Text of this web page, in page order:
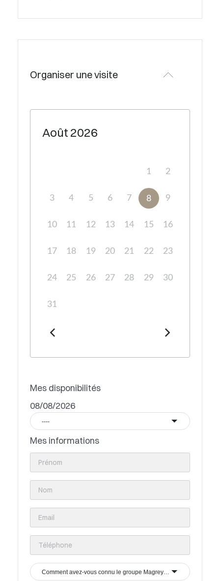
Organiser une visite
Août 2026
1 2
3 4 5 6 7 8 9
10 11 12 13 14 15 16
17 18 19 20 21 22 23
24 25 26 27 28 29 30
31
Mes disponibilités
08/08/2026
----
Mes informations
Comment avez-vous connu le groupe Magrey & Sons ?